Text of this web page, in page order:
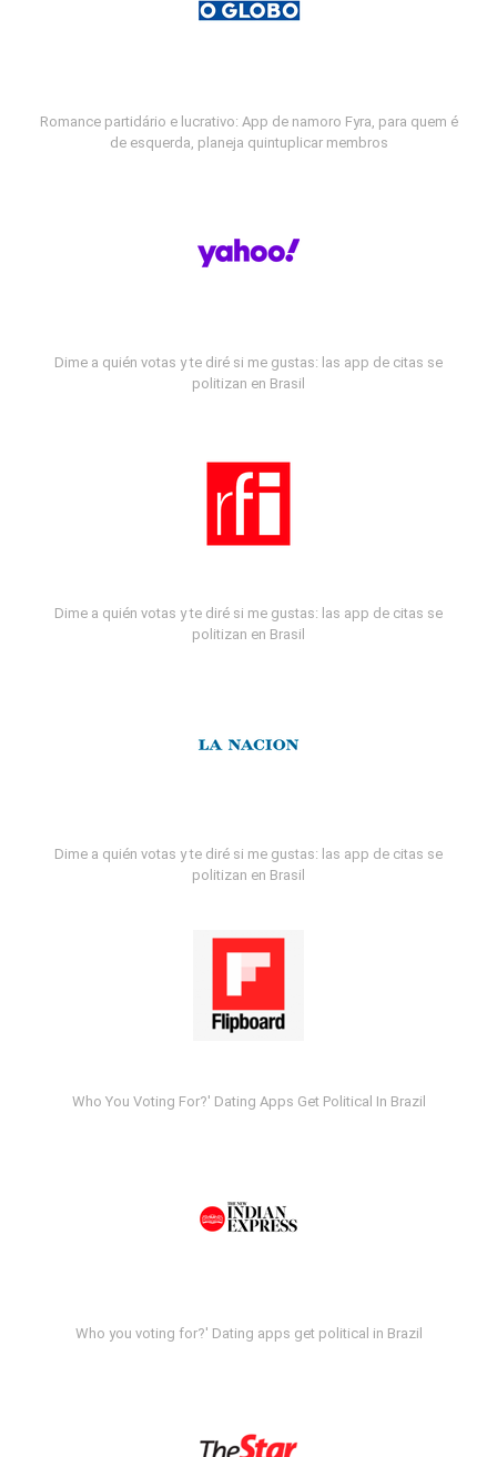
Romance partidário e lucrativo: App de namoro Fyra, para quem é
de esquerda, planeja quintuplicar membros
Dime a quién votas y te diré si me gustas: las app de citas se
politizan en Brasil
Dime a quién votas y te diré si me gustas: las app de citas se
politizan en Brasil
Dime a quién votas y te diré si me gustas: las app de citas se
politizan en Brasil
Who You Voting For?' Dating Apps Get Political In Brazil
Who you voting for?' Dating apps get political in Brazil